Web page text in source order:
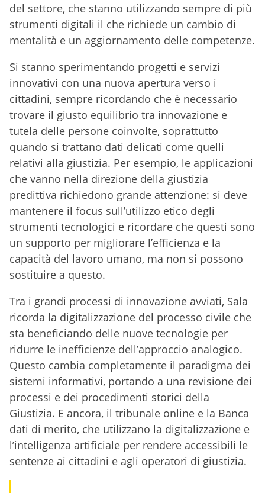
del settore, che stanno utilizzando sempre di più
strumenti digitali il che richiede un cambio di
mentalità e un aggiornamento delle competenze.
Si stanno sperimentando progetti e servizi
innovativi con una nuova apertura verso i
cittadini, sempre ricordando che è necessario
trovare il giusto equilibrio tra innovazione e
tutela delle persone coinvolte, soprattutto
quando si trattano dati delicati come quelli
relativi alla giustizia. Per esempio, le applicazioni
che vanno nella direzione della giustizia
predittiva richiedono grande attenzione: si deve
mantenere il focus sull’utilizzo etico degli
strumenti tecnologici e ricordare che questi sono
un supporto per migliorare l’efficienza e la
capacità del lavoro umano, ma non si possono
sostituire a questo.
Tra i grandi processi di innovazione avviati, Sala
ricorda la digitalizzazione del processo civile che
sta beneficiando delle nuove tecnologie per
ridurre le inefficienze dell’approccio analogico.
Questo cambia completamente il paradigma dei
sistemi informativi, portando a una revisione dei
processi e dei procedimenti storici della
Giustizia. E ancora, il tribunale online e la Banca
dati di merito, che utilizzano la digitalizzazione e
l’intelligenza artificiale per rendere accessibili le
sentenze ai cittadini e agli operatori di giustizia.